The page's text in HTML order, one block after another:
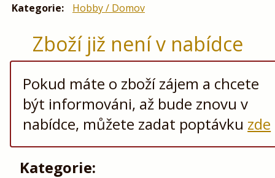
Kategorie:
Hobby / Domov
Zboží již není v nabídce
Pokud máte o zboží zájem a chcete
být informováni, až bude znovu v
nabídce, můžete zadat poptávku zde
Kategorie: